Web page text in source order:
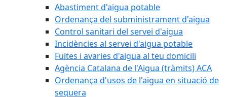
Abastiment d'aigua potable
Ordenança del subministrament d'aigua
Control sanitari del servei d'aigua
Incidències al servei d'aigua potable
Fuites i avaries d'aigua al teu domicili
Agència Catalana de l'Aigua (tràmits) ACA
Ordenança d'usos de l'aigua en situació de
sequera